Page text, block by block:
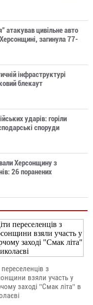
атакував цивільне авто
загинула 77-
інфраструктурі
блекаут
ударів: горіли
споруди
Херсонщину з
26 поранених
переселенців з
взяли участь у
заході "Смак літа" в